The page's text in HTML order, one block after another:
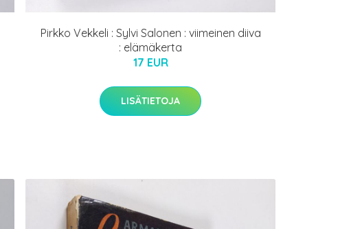
Pirkko Vekkeli : Sylvi Salonen : viimeinen diiva
: elämäkerta
17 EUR
LISÄTIETOJA